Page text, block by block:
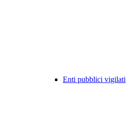
Enti pubblici vigilati